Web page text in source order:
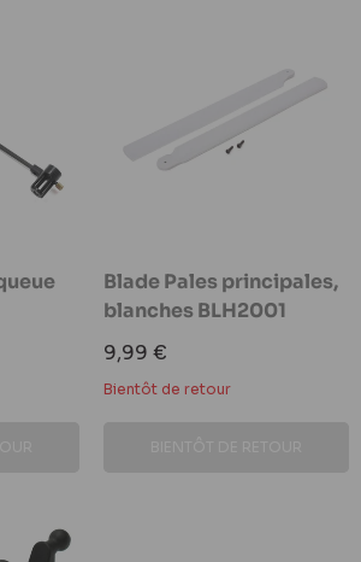
Blade Pales principales,
blanches BLH2001
Prix
réduit
9,99 €
Bientôt de retour